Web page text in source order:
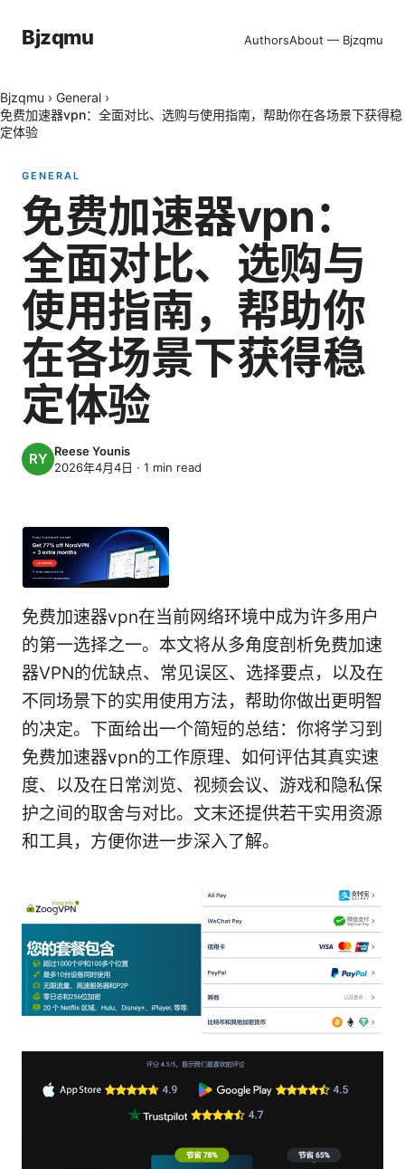
Bjzqmu AuthorsAbout — Bjzqmu
Bjzqmu › General ›
免费加速器vpn：全面对比、选购与使用指南，帮助你在各场景下获得稳
定体验
GENERAL
免费加速器vpn：
全面对比、选购与
使用指南，帮助你
在各场景下获得稳
定体验
Reese Younis
2026年4月4日 · 1 min read
免费加速器vpn在当前网络环境中成为许多用户
的第一选择之一。本文将从多角度剖析免费加速
器VPN的优缺点、常见误区、选择要点，以及在
不同场景下的实用使用方法，帮助你做出更明智
的决定。下面给出一个简短的总结：你将学习到
免费加速器vpn的工作原理、如何评估其真实速
度、以及在日常浏览、视频会议、游戏和隐私保
护之间的取舍与对比。文末还提供若干实用资源
和工具，方便你进一步深入了解。